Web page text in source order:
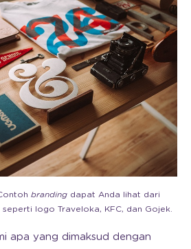
brandingdapat Anda lihat dari
logo Traveloka, KFC, dan Gojek.
apa yang dimaksud dengan